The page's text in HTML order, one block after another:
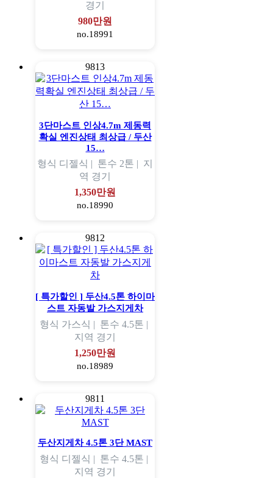
경기
980만원
no.18991
9813
3단마스트 인상4.7m 제동력
확실 엔진상태 최상급 / 두산
15…
형식 디젤식 | 톤수 2톤 | 지
역 경기
1,350만원
no.18990
9812
[ 특가할인 ] 두산4.5톤 하이마
스트 자동발 가스지게차
형식 가스식 | 톤수 4.5톤 |
지역 경기
1,250만원
no.18989
9811
두산지게차 4.5톤 3단 MAST
형식 디젤식 | 톤수 4.5톤 |
지역 경기